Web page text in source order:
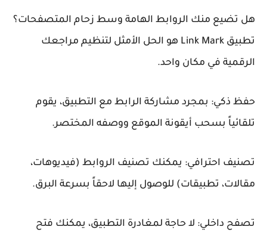
هل تضيع منك الروابط الهامة وسط زحام المتصفحات؟
تطبيق Link Mark هو الحل الأمثل لتنظيم مراجعك
الرقمية في مكان واحد.
حفظ ذكي: بمجرد مشاركة الرابط مع التطبيق، يقوم
تلقائياً بسحب أيقونة الموقع ووصفه المختصر.
تصنيف احترافي: يمكنك تصنيف الروابط (فيديوهات،
مقالات، تطبيقات) للوصول إليها لاحقاً بسرعة البرق.
تصفح داخلي: لا حاجة لمغادرة التطبيق، يمكنك فتح